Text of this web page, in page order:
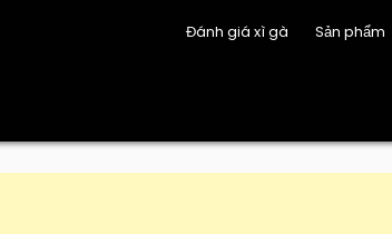
Đánh giá xì gà Sản phẩm